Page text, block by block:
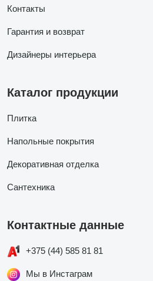
Контакты
Гарантия и возврат
Дизайнеры интерьера
Каталог продукции
Плитка
Напольные покрытия
Декоративная отделка
Сантехника
Контактные данные
+375 (44) 585 81 81
Мы в Инстаграм